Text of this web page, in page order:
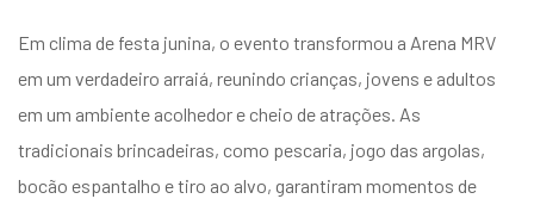
Em clima de festa junina, o evento transformou a Arena MRV
em um verdadeiro arraiá, reunindo crianças, jovens e adultos
em um ambiente acolhedor e cheio de atrações. As
tradicionais brincadeiras, como pescaria, jogo das argolas,
bocão espantalho e tiro ao alvo, garantiram momentos de